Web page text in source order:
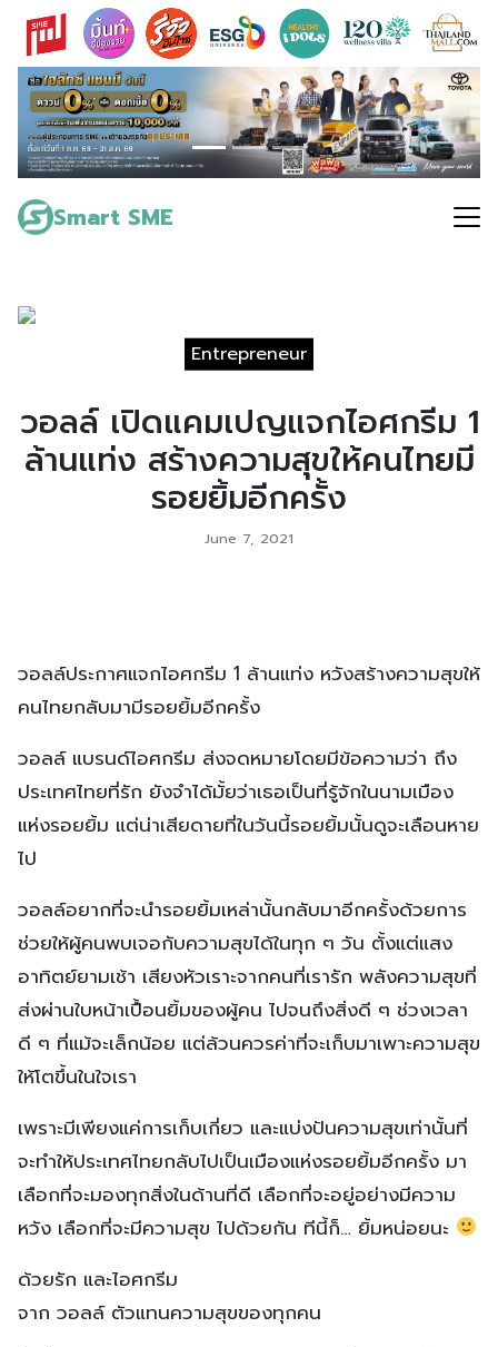
Skip
content
Smart SME
Search
for:
Entrepreneur
วอลล์ เปิดแคมเปญแจกไอศกรีม 1
ล้านแท่ง สร้างความสุขให้คนไทยมี
รอยยิ้มอีกครั้ง
June 7, 2021
วอลล์ประกาศแจกไอศกรีม 1 ล้านแท่ง หวังสร้างความสุขให้
คนไทยกลับมามีรอยยิ้มอีกครั้ง
วอลล์ แบรนด์ไอศกรีม ส่งจดหมายโดยมีข้อความว่า ถึง
ประเทศไทยที่รัก ยังจำได้มั้ยว่าเธอเป็นที่รู้จักในนามเมือง
แห่งรอยยิ้ม แต่น่าเสียดายที่ในวันนี้รอยยิ้มนั้นดูจะเลือนหาย
ไป
วอลล์อยากที่จะนำรอยยิ้มเหล่านั้นกลับมาอีกครั้งด้วยการ
ช่วยให้ผู้คนพบเจอกับความสุขได้ในทุก ๆ วัน ตั้งแต่แสง
อาทิตย์ยามเช้า เสียงหัวเราะจากคนที่เรารัก พลังความสุขที่
ส่งผ่านใบหน้าเปื้อนยิ้มของผู้คน ไปจนถึงสิ่งดี ๆ ช่วงเวลา
ดี ๆ ที่แม้จะเล็กน้อย แต่ล้วนควรค่าที่จะเก็บมาเพาะความสุข
ให้โตขึ้นในใจเรา
เพราะมีเพียงแค่การเก็บเกี่ยว และแบ่งปันความสุขเท่านั้นที่
จะทำให้ประเทศไทยกลับไปเป็นเมืองแห่งรอยยิ้มอีกครั้ง มา
เลือกที่จะมองทุกสิ่งในด้านที่ดี เลือกที่จะอยู่อย่างมีความ
หวัง เลือกที่จะมีความสุข ไปด้วยกัน ทีนี้ก็… ยิ้มหน่อยนะ
ด้วยรัก และไอศกรีม
จาก วอลล์ ตัวแทนความสุขของทุกคน